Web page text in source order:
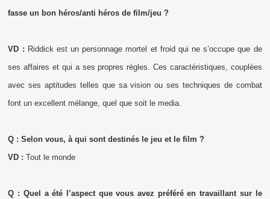
fasse un bon héros/anti héros de film/jeu ?
VD : Riddick est un personnage mortel et froid qui ne s’occupe que de
ses affaires et qui a ses propres règles. Ces caractéristiques, couplées
avec ses aptitudes telles que sa vision ou ses techniques de combat
font un excellent mélange, quel que soit le media.
Q : Selon vous, à qui sont destinés le jeu et le film ?
VD :Tout le monde
Q : Quel a été l’aspect que vous avez préféré en travaillant sur le